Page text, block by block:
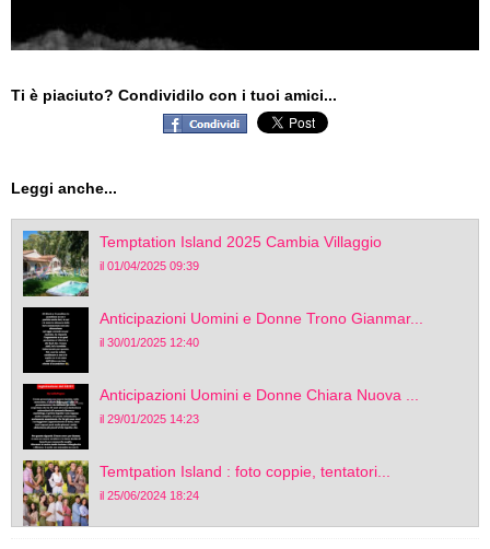
Ti è piaciuto? Condividilo con i tuoi amici...
Leggi anche...
Temptation Island 2025 Cambia Villaggio
il 01/04/2025 09:39
Anticipazioni Uomini e Donne Trono Gianmar...
il 30/01/2025 12:40
Anticipazioni Uomini e Donne Chiara Nuova ...
il 29/01/2025 14:23
Temtpation Island : foto coppie, tentatori...
il 25/06/2024 18:24